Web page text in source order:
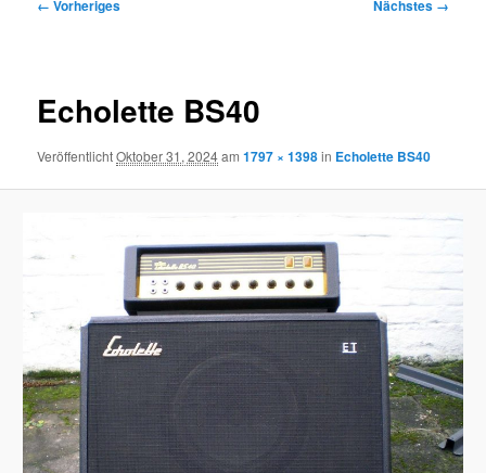
← Vorheriges Nächstes →
Echolette BS40
VeröffentlichtOktober 31, 2024am1797 × 1398in Echolette BS40